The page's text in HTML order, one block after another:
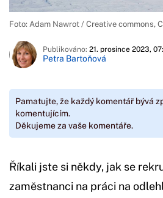
Foto: Adam Nawrot / Creative commons,
Publikováno: 21. prosince 2023,
Petra Bartoňová
Pamatujte, že každý komentář bývá
komentujícím.
Děkujeme za vaše komentáře.
Říkali jste si někdy, jak se
zaměstnanci na práci na